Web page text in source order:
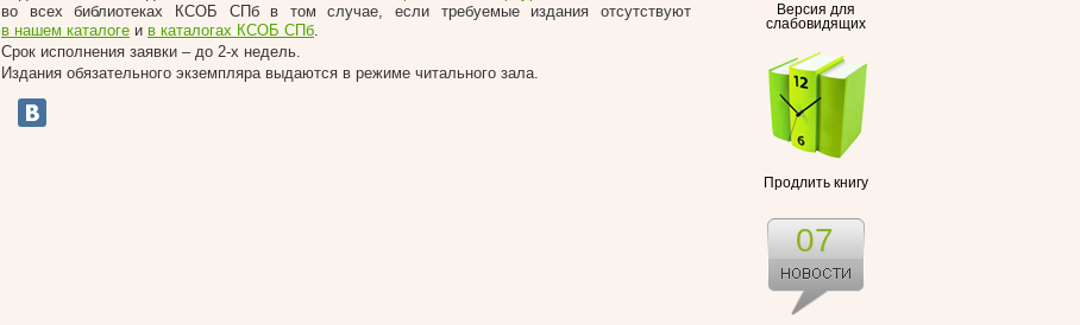
Версия для
слабовидящих
Продлить книгу
07
во всех библиотеках КСОБ СПб в том случае, если требуемые издания отсутствуют
в нашем каталоге и в каталогах КСОБ СПб.
Срок исполнения заявки – до 2-х недель.
Издания обязательного экземпляра выдаются в режиме читального зала.